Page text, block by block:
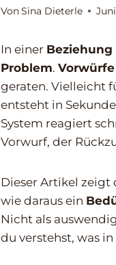
VonSina Dieterle
In einer Beziehung
Problem.
geraten. Vielleicht
entsteht in
System reagiert
Vorwurf, der
Dieser Artikel zeigt
wie daraus ein
Nicht als
du verstehst, was